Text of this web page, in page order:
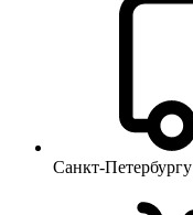
Санкт-Петербургу